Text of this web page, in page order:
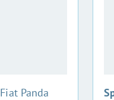
:Fiat Panda